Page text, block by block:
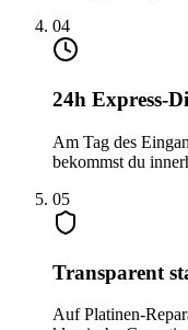
04
24h Express-
Am Tag des
bekommst du
05
Transparent
Auf Platinen-